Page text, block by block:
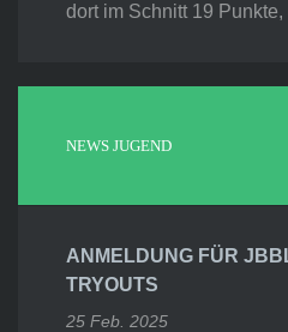
dort im Schnitt 19
NEWS JUGEND
ANMELDUNG FÜR
TRYOUTS
25 Feb. 2025